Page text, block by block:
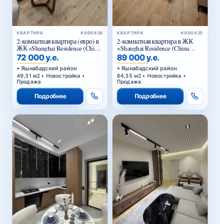
КВАРТИРА #000426
2-комнатная квартира (евро) в
ЖК «Shanghai Residence (China
House)»
72 000 у.е.
Яшнабадский район
49,31 м2 • Новостройка •
Продажа
Подробнее
КВАРТИРА #000425
2-комнатная квартира в ЖК
«Shanghai Residence (China
House)»
89 000 у.е.
Яшнабадский район
64,35 м2 • Новостройка •
Продажа
Подробнее